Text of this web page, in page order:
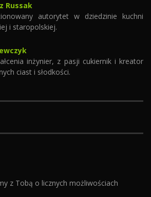
Russak
autorytet w dziedzinie kuchni
i staropolskiej.
inżynier, z pasji cukiernik i kreator
ciast i słodkości.
z Tobą o licznych możliwościach